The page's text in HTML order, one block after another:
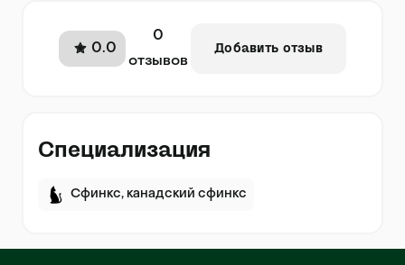
0.0
0
отзывов
Добавить отзыв
Специализация
Сфинкс, канадский сфинкс